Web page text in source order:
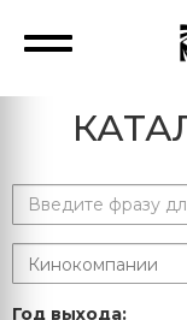
Год выхода: